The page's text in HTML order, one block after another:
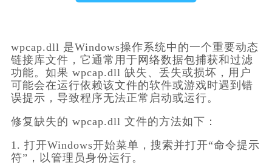
wpcap.dll 是Windows操作系统中的一个重要动态
链接库文件，它通常用于网络数据包捕获和过滤
功能。如果 wpcap.dll 缺失、丢失或损坏，用户
可能会在运行依赖该文件的软件或游戏时遇到错
误提示，导致程序无法正常启动或运行。
修复缺失的 wpcap.dll 文件的方法如下：
1. 打开Windows开始菜单，搜索并打开“命令提示
符”，以管理员身份运行。